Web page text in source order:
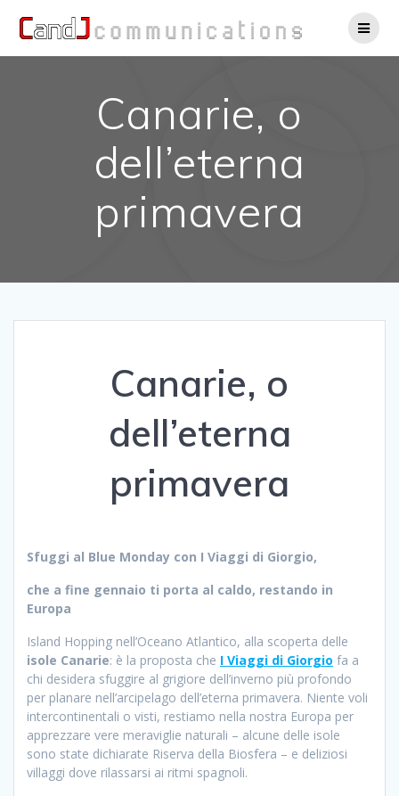
al
Canarie, o
dell’eterna
primavera
Canarie, o
dell’eterna
primavera
Sfuggi al Blue Monday con I Viaggi di Giorgio,
che a fine gennaio ti porta al caldo, restando in
Europa
Island Hopping nell’Oceano Atlantico, alla scoperta delle
isole Canarie: è la proposta che I Viaggi di Giorgio fa a
chi desidera sfuggire al grigiore dell’inverno più profondo
per planare nell’arcipelago dell’eterna primavera. Niente voli
intercontinentali o visti, restiamo nella nostra Europa per
apprezzare vere meraviglie naturali – alcune delle isole
sono state dichiarate Riserva della Biosfera – e deliziosi
villaggi dove rilassarsi ai ritmi spagnoli.